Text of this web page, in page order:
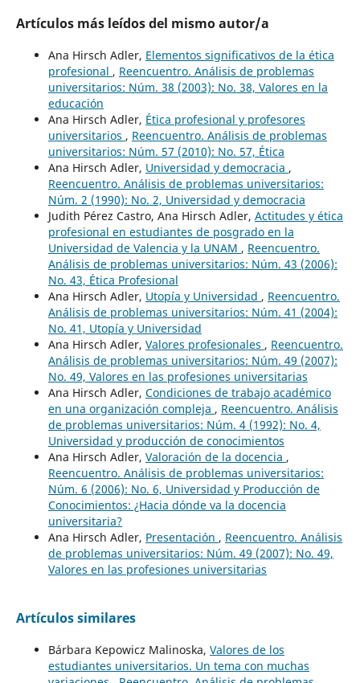
Artículos más leídos del mismo autor/a
Ana Hirsch Adler, Elementos significativos de la ética
profesional , Reencuentro. Análisis de problemas
universitarios: Núm. 38 (2003): No. 38, Valores en la
educación
Ana Hirsch Adler, Ética profesional y profesores
universitarios , Reencuentro. Análisis de problemas
universitarios: Núm. 57 (2010): No. 57, Ética
Ana Hirsch Adler, Universidad y democracia ,
Reencuentro. Análisis de problemas universitarios:
Núm. 2 (1990): No. 2, Universidad y democracia
Judith Pérez Castro, Ana Hirsch Adler, Actitudes y ética
profesional en estudiantes de posgrado en la
Universidad de Valencia y la UNAM , Reencuentro.
Análisis de problemas universitarios: Núm. 43 (2006):
No. 43, Ética Profesional
Ana Hirsch Adler, Utopía y Universidad , Reencuentro.
Análisis de problemas universitarios: Núm. 41 (2004):
No. 41, Utopía y Universidad
Ana Hirsch Adler, Valores profesionales , Reencuentro.
Análisis de problemas universitarios: Núm. 49 (2007):
No. 49, Valores en las profesiones universitarias
Ana Hirsch Adler, Condiciones de trabajo académico
en una organización compleja , Reencuentro. Análisis
de problemas universitarios: Núm. 4 (1992): No. 4,
Universidad y producción de conocimientos
Ana Hirsch Adler, Valoración de la docencia ,
Reencuentro. Análisis de problemas universitarios:
Núm. 6 (2006): No. 6, Universidad y Producción de
Conocimientos: ¿Hacia dónde va la docencia
universitaria?
Ana Hirsch Adler, Presentación , Reencuentro. Análisis
de problemas universitarios: Núm. 49 (2007): No. 49,
Valores en las profesiones universitarias
Artículos similares
Bárbara Kepowicz Malinoska, Valores de los
estudiantes universitarios. Un tema con muchas